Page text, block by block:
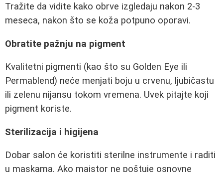
Tražite da vidite kako obrve izgledaju nakon 2-3
meseca, nakon što se koža potpuno oporavi.
Obratite pažnju na pigment
Kvalitetni pigmenti (kao što su Golden Eye ili
Permablend) neće menjati boju u crvenu, ljubičastu
ili zelenu nijansu tokom vremena. Uvek pitajte koji
pigment koriste.
Sterilizacija i higijena
Dobar salon će koristiti sterilne instrumente i raditi
u maskama. Ako majstor ne poštuje osnovne